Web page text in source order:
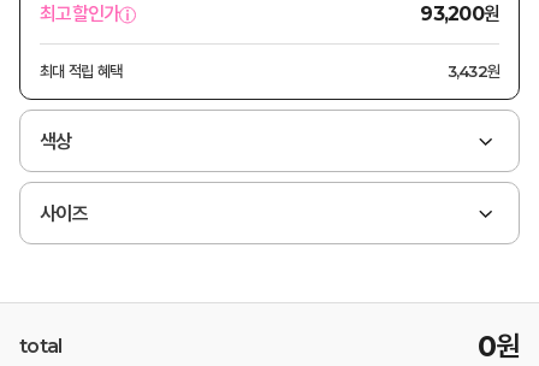
최고할인가 93,200원
최대 적립 혜택 3,432원
색상
사이즈
total 0원